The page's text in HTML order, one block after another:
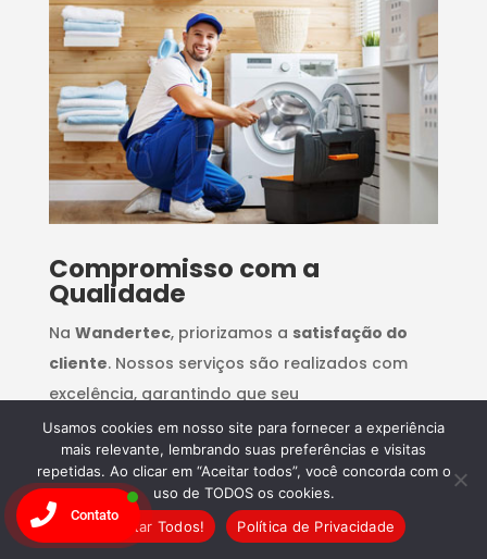
Compromisso com a
Qualidade
Na Wandertec, priorizamos a satisfação do
cliente. Nossos serviços são realizados com
excelência, garantindo que seu
eletrodomésticofuncione como novo.Confie
na Wandertec e agende seu conserto hoje
mesmo!
Usamos cookies em nosso site para fornecer a experiência
mais relevante, lembrando suas preferências e visitas
repetidas. Ao clicar em “Aceitar todos”, você concorda com o
uso de TODOS os cookies.
Aceitar Todos!
Política de Privacidade
Contato